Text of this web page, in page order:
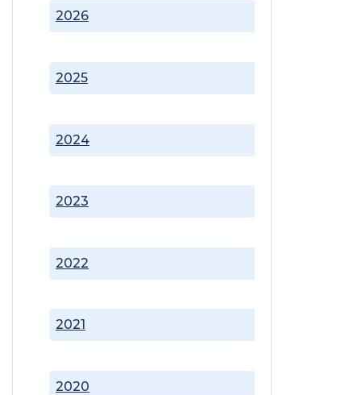
2020
2021
2022
2023
2024
2025
2026